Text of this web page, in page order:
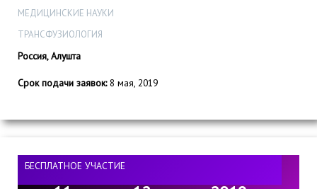
МЕДИЦИНСКИЕ НАУКИ
ТРАНСФУЗИОЛОГИЯ
Россия, Алушта
Срок подачи заявок:8 мая, 2019
БЕСПЛАТНОЕ УЧАСТИЕ